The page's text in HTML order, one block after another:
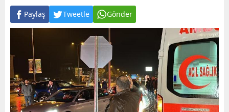
Paylaş Tweetle Gönder